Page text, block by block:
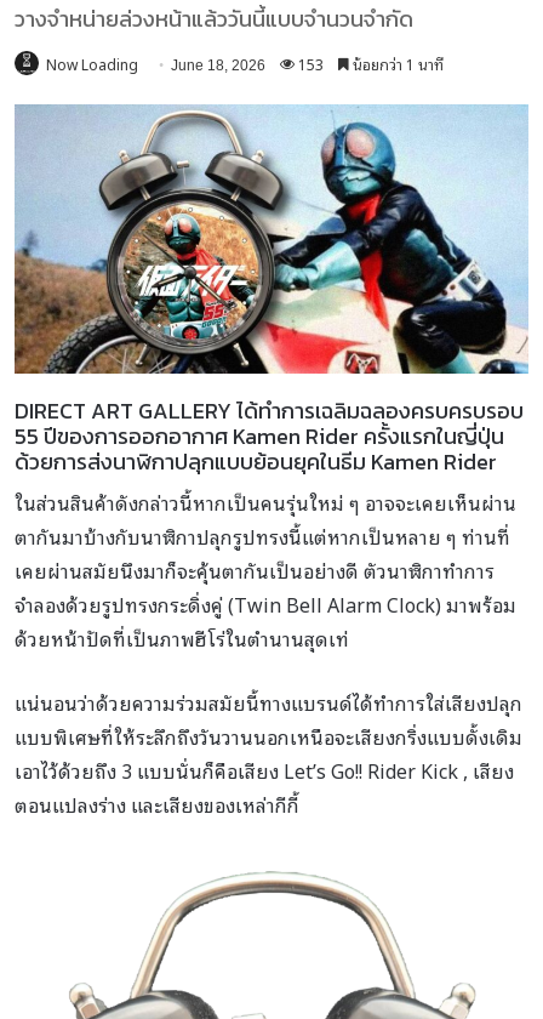
วางจำหน่ายล่วงหน้าแล้ววันนี้แบบจำนวนจำกัด
Now Loading June 18, 2026 153 น้อยกว่า 1 นาที
DIRECT ART GALLERY ได้ทำการเฉลิมฉลองครบครบรอบ
55 ปีของการออกอากาศ Kamen Rider ครั้งแรกในญี่ปุ่น
ด้วยการส่งนาฬิกาปลุกแบบย้อนยุคในธีม Kamen Rider
ในส่วนสินค้าดังกล่าวนี้หากเป็นคนรุ่นใหม่ ๆ อาจจะเคยเห็นผ่าน
ตากันมาบ้างกับนาฬิกาปลุกรูปทรงนี้แต่หากเป็นหลาย ๆ ท่านที่
เคยผ่านสมัยนึงมาก็จะคุ้นตากันเป็นอย่างดี ตัวนาฬิกาทำการ
จำลองด้วยรูปทรงกระดิ่งคู่ (Twin Bell Alarm Clock) มาพร้อม
ด้วยหน้าปัดที่เป็นภาพฮีโร่ในตำนานสุดเท่
แน่นอนว่าด้วยความร่วมสมัยนี้ทางแบรนด์ได้ทำการใส่เสียงปลุก
แบบพิเศษที่ให้ระลึกถึงวันวานนอกเหนือจะเสียงกริ่งแบบดั้งเดิม
เอาไว้ด้วยถึง 3 แบบนั่นก็คือเสียง Let’s Go!! Rider Kick , เสียง
ตอนแปลงร่าง และเสียงของเหล่ากีกี้